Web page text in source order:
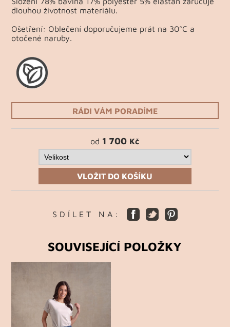
dlouhou životnost materiálu.
Ošetření: Oblečení doporučujeme prát na 30°C a
otočené naruby.
RÁDI VÁM PORADÍME
od 1 700 Kč
VLOŽIT DO KOŠÍKU
S D Í L E T N A :
SOUVISEJÍCÍ POLOŽKY